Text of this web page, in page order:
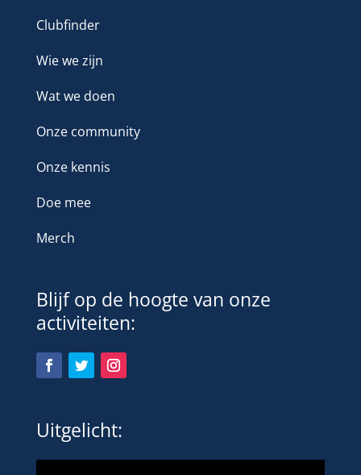
Clubfinder
Wie we zijn
Wat we doen
Onze community
Onze kennis
Doe mee
Merch
Blijf op de hoogte van onze
activiteiten:
Uitgelicht: